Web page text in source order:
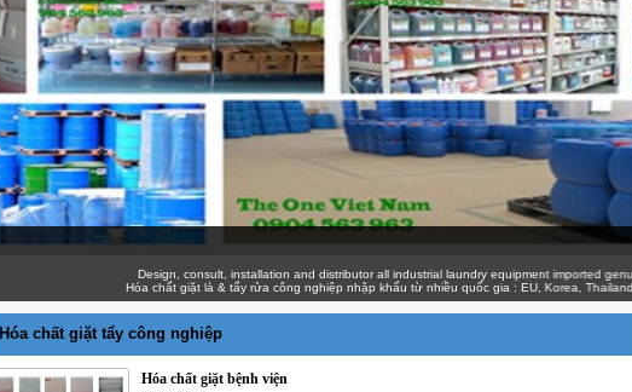
Design, consult, installation and distributor all industrial laundry equipment imported genuine
Hóa chất giặt là & tẩy rửa công nghiệp nhập khẩu từ nhiều quốc gia : EU, Korea, Thailand,
Hóa chất giặt tẩy công nghiệp
Hóa chất giặt bệnh viện